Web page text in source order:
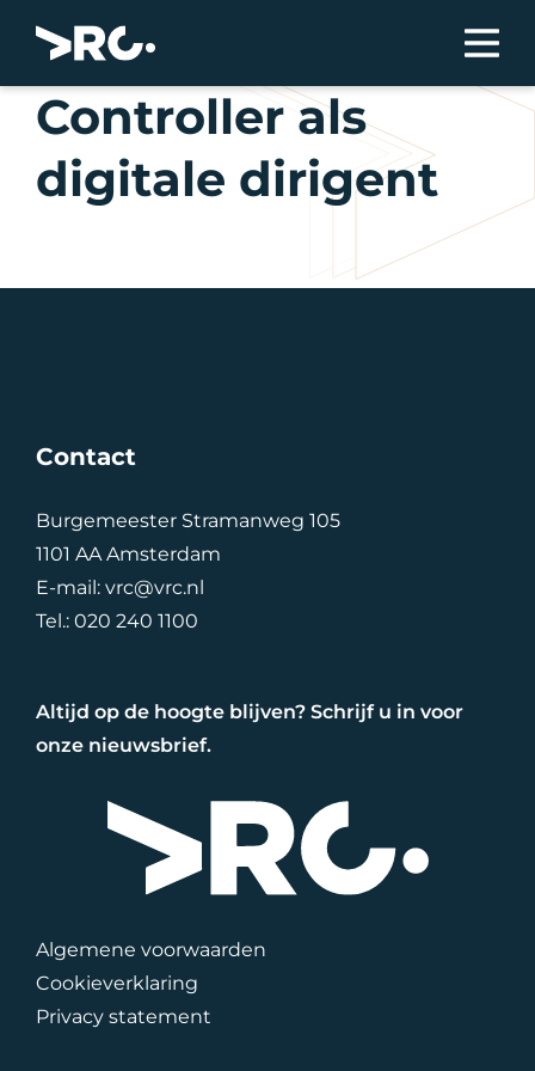
Controller als
digitale dirigent
Contact
Burgemeester Stramanweg 105
1101 AA Amsterdam
E-mail:vrc@vrc.nl
Tel.:020 240 1100
Altijd op de hoogte blijven? Schrijf u in voor
onze nieuwsbrief.
Algemene voorwaarden
Cookieverklaring
Privacy statement